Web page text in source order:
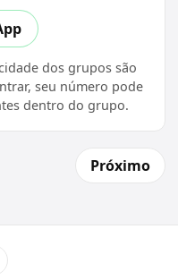
dos grupos são
seu número pode
dentro do grupo.
Próximo
do WhatsApp